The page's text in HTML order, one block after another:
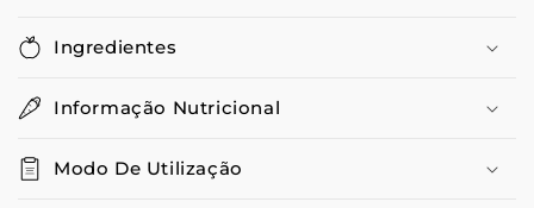
Ingredientes
Informação Nutricional
Modo De Utilização